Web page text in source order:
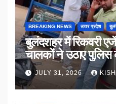
BREAKING NEWS उत्तर प्रदेश
बुलंदशहर में रिकवरी एजेंटों की
चालकों ने उठाए पुलिस
JULY 31, 2026